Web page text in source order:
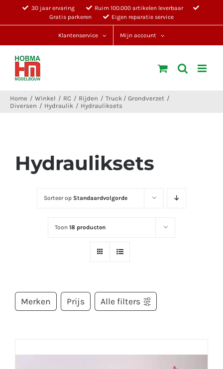
30 jaar ervaring
Ruim 100.000 artikelen leverbaar
Gratis parkeren
Eigen reparatie service
Klantenservice Mijn account
Home Winkel RC Rijden
Truck / Grondverzet
Diversen
Hydraulik Hydrauliksets
Hydrauliksets
Sorteer op Standaardvolgorde
Toon18 producten
Merken Prijs Alle filters